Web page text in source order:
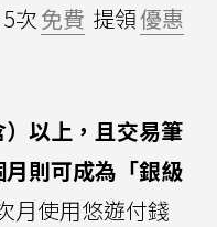
次免費 提領優惠
以上，且交易筆
則可成為「銀級
月使用悠遊付錢